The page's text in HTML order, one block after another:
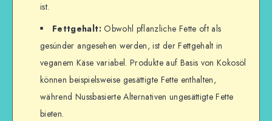
ist.
Fettgehalt:Obwohl pflanzliche Fette oft als
gesünder angesehen werden, ist der Fettgehalt in
veganem Käse variabel. Produkte auf Basis von Kokosöl
können beispielsweise gesättigte Fette enthalten,
während Nussbasierte Alternativen ungesättigte Fette
bieten.